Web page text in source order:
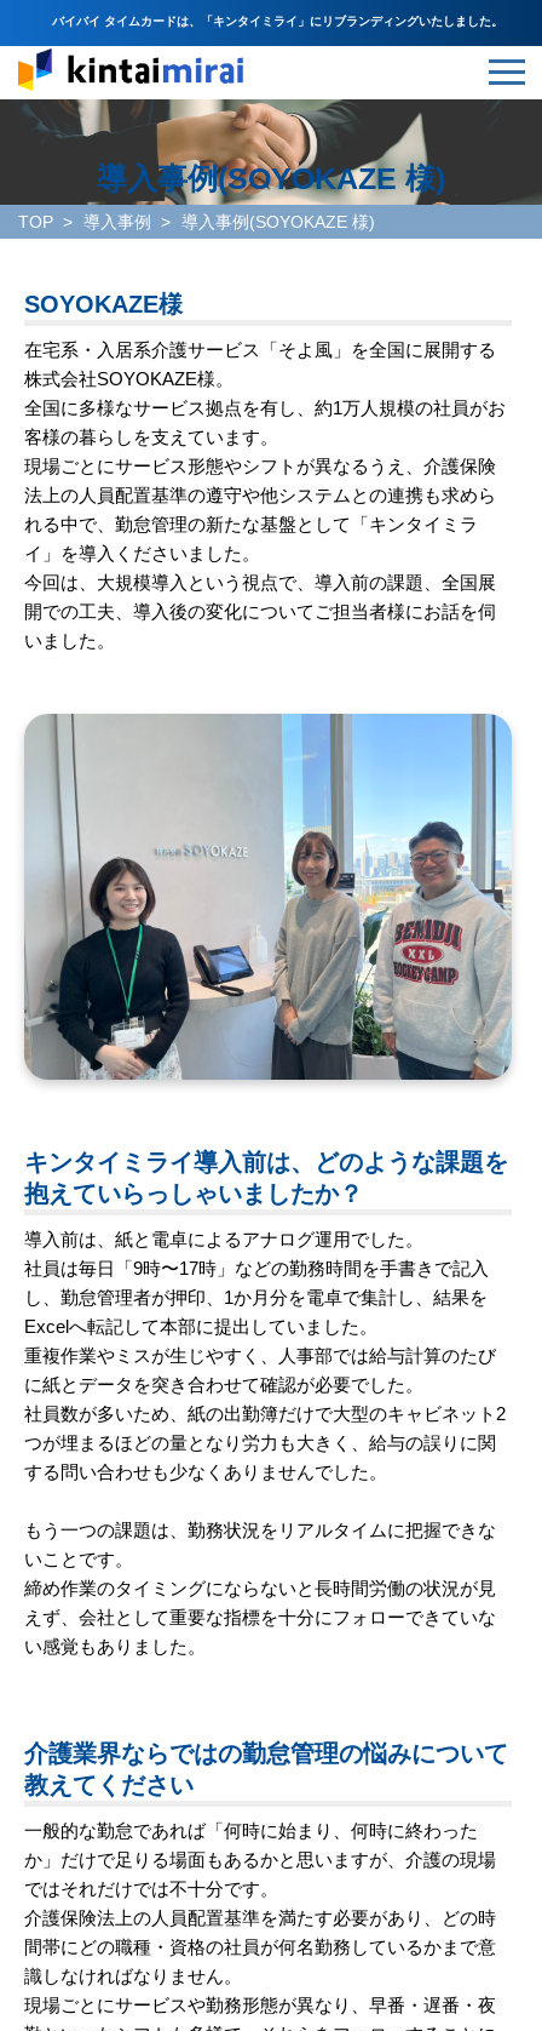
バイバイ タイムカードは、「キンタイミライ」にリブランディングいたしました。
導入事例(SOYOKAZE 様)
TOP 導入事例 導入事例(SOYOKAZE 様)
SOYOKAZE様
在宅系・入居系介護サービス「そよ風」を全国に展開する
株式会社SOYOKAZE様。
全国に多様なサービス拠点を有し、約1万人規模の社員がお
客様の暮らしを支えています。
現場ごとにサービス形態やシフトが異なるうえ、介護保険
法上の人員配置基準の遵守や他システムとの連携も求めら
れる中で、勤怠管理の新たな基盤として「キンタイミラ
イ」を導入くださいました。
今回は、大規模導入という視点で、導入前の課題、全国展
開での工夫、導入後の変化についてご担当者様にお話を伺
いました。
キンタイミライ導入前は、どのような課題を
抱えていらっしゃいましたか？
導入前は、紙と電卓によるアナログ運用でした。
社員は毎日「9時〜17時」などの勤務時間を手書きで記入
し、勤怠管理者が押印、1か月分を電卓で集計し、結果を
Excelへ転記して本部に提出していました。
重複作業やミスが生じやすく、人事部では給与計算のたび
に紙とデータを突き合わせて確認が必要でした。
社員数が多いため、紙の出勤簿だけで大型のキャビネット2
つが埋まるほどの量となり労力も大きく、給与の誤りに関
する問い合わせも少なくありませんでした。
もう一つの課題は、勤務状況をリアルタイムに把握できな
いことです。
締め作業のタイミングにならないと長時間労働の状況が見
えず、会社として重要な指標を十分にフォローできていな
い感覚もありました。
介護業界ならではの勤怠管理の悩みについて
教えてください
一般的な勤怠であれば「何時に始まり、何時に終わった
か」だけで足りる場面もあるかと思いますが、介護の現場
ではそれだけでは不十分です。
介護保険法上の人員配置基準を満たす必要があり、どの時
間帯にどの職種・資格の社員が何名勤務しているかまで意
識しなければなりません。
現場ごとにサービスや勤務形態が異なり、早番・遅番・夜